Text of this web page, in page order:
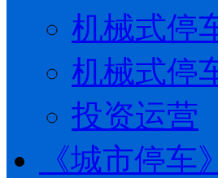
机械式停
机械式停
投资运营
《城市停车》